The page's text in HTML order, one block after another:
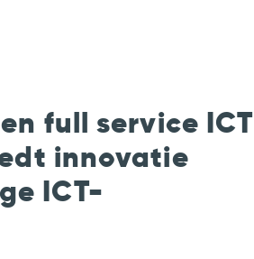
full service ICT
innovatie
ICT-